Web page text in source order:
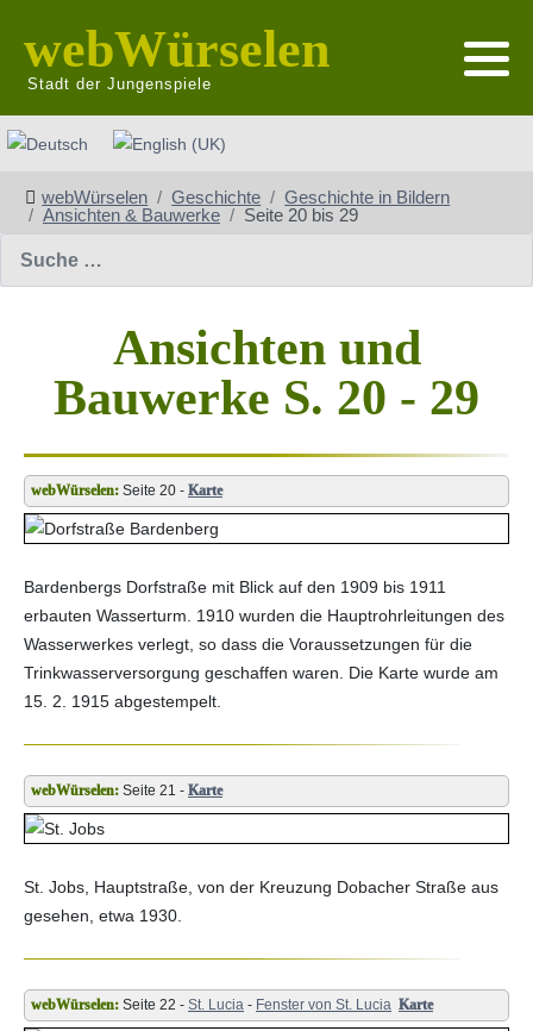
webWürselen
Stadt der Jungenspiele
Sprache auswählen
webWürselen Geschichte
Geschichte in Bildern
Ansichten & Bauwerke
Seite 20 bis 29
Ansichten und
Bauwerke S. 20 - 29
Seite 20 - Karte
Bardenbergs Dorfstraße mit Blick auf den 1909 bis 1911
erbauten Wasserturm. 1910 wurden die Hauptrohrleitungen des
Wasserwerkes verlegt, so dass die Voraussetzungen für die
Trinkwasserversorgung geschaffen waren. Die Karte wurde am
15. 2. 1915 abgestempelt.
Seite 21 - Karte
St. Jobs, Hauptstraße, von der Kreuzung Dobacher Straße aus
gesehen, etwa 1930.
Seite 22 - St. Lucia - Fenster von St. Lucia Karte